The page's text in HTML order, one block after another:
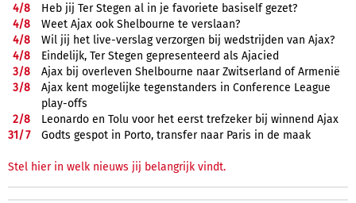
4/8
Heb jij Ter Stegen al in je favoriete basiself gezet?
4/8
Weet Ajax ook Shelbourne te verslaan?
4/8
Wil jij het live-verslag verzorgen bij wedstrijden van Ajax?
4/8
Eindelijk, Ter Stegen gepresenteerd als Ajacied
3/8
Ajax bij overleven Shelbourne naar Zwitserland of Armenië
3/8
Ajax kent mogelijke tegenstanders in Conference League
play-offs
2/8
Leonardo en Tolu voor het eerst trefzeker bij winnend Ajax
31/7 Godts gespot in Porto, transfer naar Paris in de maak
Stel hier in welk nieuws jij belangrijk vindt.